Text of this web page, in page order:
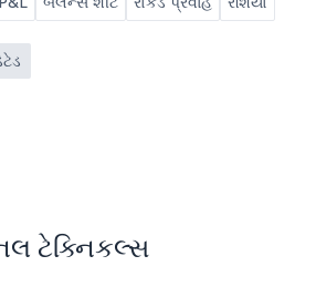
ટેક્નિકલ્સ